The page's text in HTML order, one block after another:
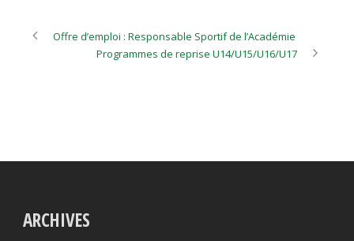
Offre d’emploi : Responsable Sportif de l’Académie
Programmes de reprise U14/U15/U16/U17
ARCHIVES